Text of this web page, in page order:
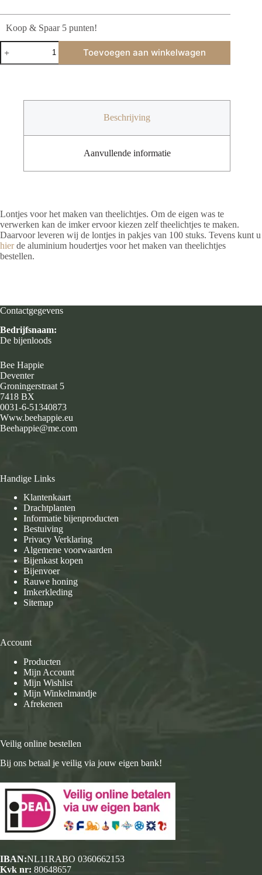
Koop & Spaar 5 punten!
Lontjes
voor
theelichtjes
Toevoegen aan winkelwagen
Beschrijving
Aanvullende informatie
Lontjes voor het maken van theelichtjes. Om de eigen was te
verwerken kan de imker ervoor kiezen zelf theelichtjes te maken.
Daarvoor leveren wij de lontjes in pakjes van 100 stuks. Tevens kunt u
hierde aluminium houdertjes voor het maken van theelichtjes
bestellen.
Contactgegevens
Bedrijfsnaam:
De bijenloods
Bee Happie
Deventer
Groningerstraat 5
7418 BX
0031-6-51340873
Www.beehappie.eu
Beehappie@me.com
Handige Links
Klantenkaart
Drachtplanten
Informatie bijenproducten
Bestuiving
Privacy Verklaring
Algemene voorwaarden
Bijenkast kopen
Bijenvoer
Rauwe honing
Imkerkleding
Sitemap
Account
Producten
Mijn Account
Mijn Wishlist
Mijn Winkelmandje
Afrekenen
Veilig online bestellen
Bij ons betaal je veilig via jouw eigen bank!
IBAN:NL11RABO 0360662153
Kvk nr: 80648657